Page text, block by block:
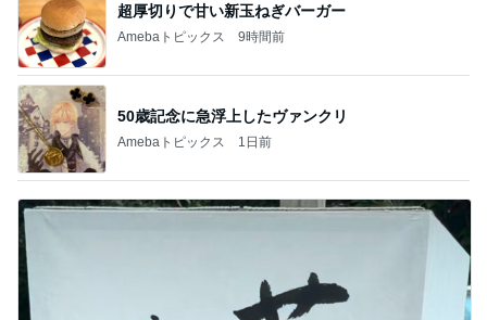
超厚切りで甘い新玉ねぎバーガー
Amebaトピックス 9時間前
50歳記念に急浮上したヴァンクリ
Amebaトピックス 1日前